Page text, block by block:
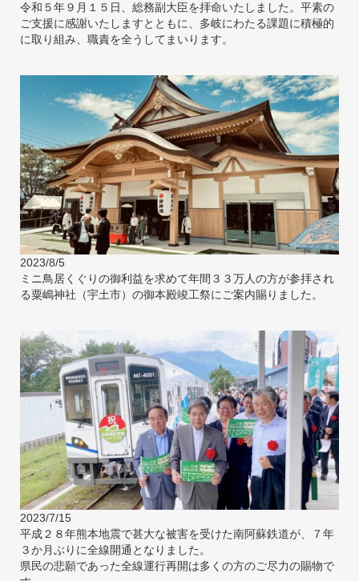
令和５年９月１５日、総務副大臣を拝命いたしました。平素の
ご支援に感謝いたしますとともに、多岐にわたる課題に積極的
に取り組み、職責を全うしてまいります。
2023/8/5
ミニ鳥居くぐりの御利益を求めて年間３３万人の方が参拝され
る粟嶋神社（宇土市）の御本殿竣工祭にご案内賜りました。
2023/7/15
平成２８年熊本地震で甚大な被害を受けた南阿蘇鉄道が、７年
３か月ぶりに全線開通となりました。
県民の悲願であった全線運行再開は多くの方のご尽力の賜物で